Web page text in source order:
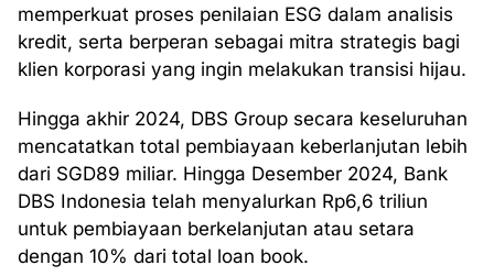
memperkuat proses penilaian ESG dalam analisis
kredit, serta berperan sebagai mitra strategis bagi
klien korporasi yang ingin melakukan transisi hijau.
Hingga akhir 2024, DBS Group secara keseluruhan
mencatatkan total pembiayaan keberlanjutan lebih
dari SGD89 miliar. Hingga Desember 2024, Bank
DBS Indonesia telah menyalurkan Rp6,6 triliun
untuk pembiayaan berkelanjutan atau setara
dengan 10% dari total loan book.